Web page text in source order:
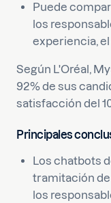
Puede
los
experiencia,
Según L'Oréal,
92% de sus
satisfacción del
Principales
Los chatbots
tramitación
los